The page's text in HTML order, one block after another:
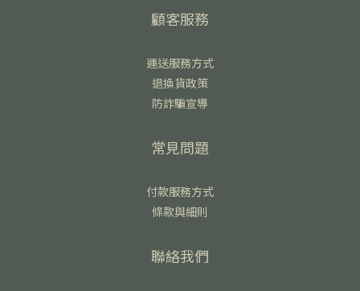
顧客服務
運送服務方式
退換貨政策
防詐騙宣導
常見問題
付款服務方式
條款與細則
聯絡我們